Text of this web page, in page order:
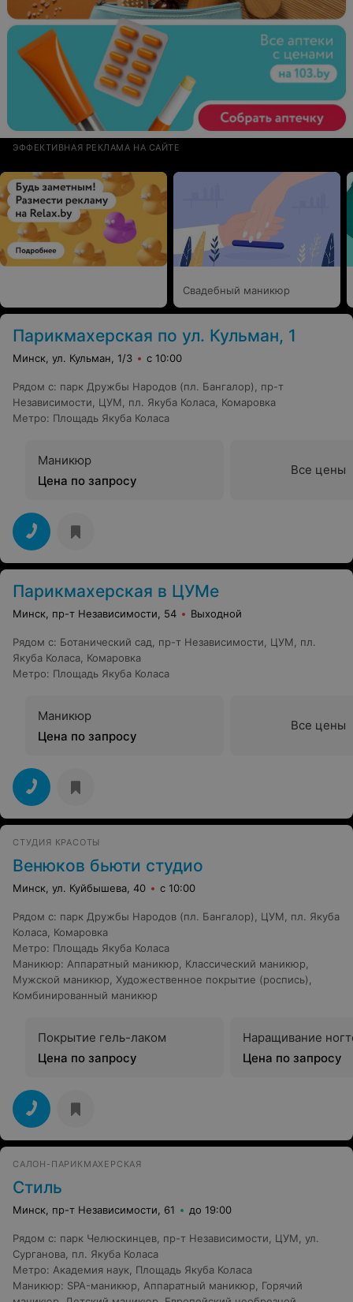
ЭФФЕКТИВНАЯ РЕКЛАМА НА САЙТЕ
Свадебный маникюр
Парикмахерская по ул. Кульман, 1
Минск, ул. Кульман, 1/3 с 10:00
Рядом с: парк Дружбы Народов (пл. Бангалор)
пр-т
Независимости
ЦУМ пл. Якуба Коласа Комаровка
Метро: Площадь Якуба Коласа
Маникюр
Цена по запросу
Все цены
Парикмахерская в ЦУМе
Минск, пр-т Независимости, 54 Выходной
Рядом с: Ботанический сад пр-т Независимости ЦУМ
пл.
Якуба Коласа Комаровка
Метро: Площадь Якуба Коласа
Маникюр
Цена по запросу
Все цены
СТУДИЯ КРАСОТЫ
Венюков бьюти студио
Минск, ул. Куйбышева, 40 с 10:00
Рядом с: парк Дружбы Народов (пл. Бангалор) ЦУМ
пл. Якуба
Коласа Комаровка
Метро: Площадь Якуба Коласа
Маникюр: Аппаратный маникюр Классический маникюр
Мужской маникюр
Художественное покрытие (роспись)
Комбинированный маникюр
Покрытие гель-лаком
Цена по запросу
Наращивание
Цена по запросу
САЛОН-ПАРИКМАХЕРСКАЯ
Стиль
Минск, пр-т Независимости, 61 до 19:00
Рядом с: парк Челюскинцев пр-т Независимости ЦУМ ул.
Сурганова пл. Якуба Коласа
Метро: Академия наук Площадь Якуба Коласа
Маникюр: SPA-маникюр Аппаратный маникюр
Горячий